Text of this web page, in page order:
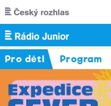
Přejít k hlavnímu obsahu
Pro děti Program